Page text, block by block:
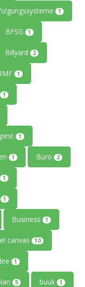
1
BFSG 1
Billyard 2
1
1
1
1 Büro 2
1
1
Business 1
canvas 10
1
5 buuk 1